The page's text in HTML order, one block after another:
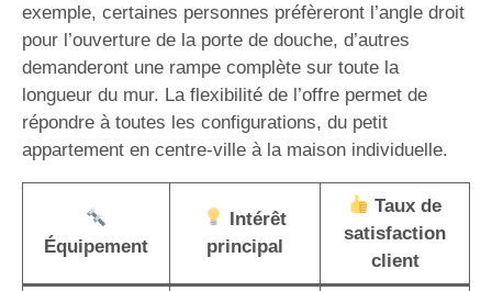
exemple, certaines personnes préfèreront l’angle droit
pour l’ouverture de la porte de douche, d’autres
demanderont une rampe complète sur toute la
longueur du mur. La flexibilité de l’offre permet de
répondre à toutes les configurations, du petit
appartement en centre-ville à la maison individuelle.
Équipement
Intérêt
principal
Taux de
satisfaction
client